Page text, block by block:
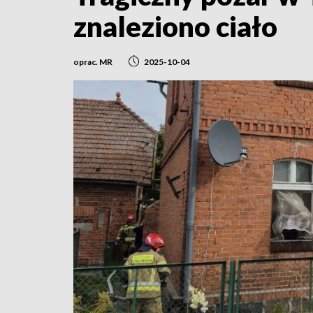
znaleziono ciało
oprac. MR 2025-10-04